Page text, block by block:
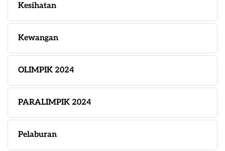
Kesihatan
Kewangan
OLIMPIK 2024
PARALIMPIK 2024
Pelaburan